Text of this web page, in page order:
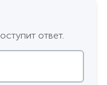
ответ.